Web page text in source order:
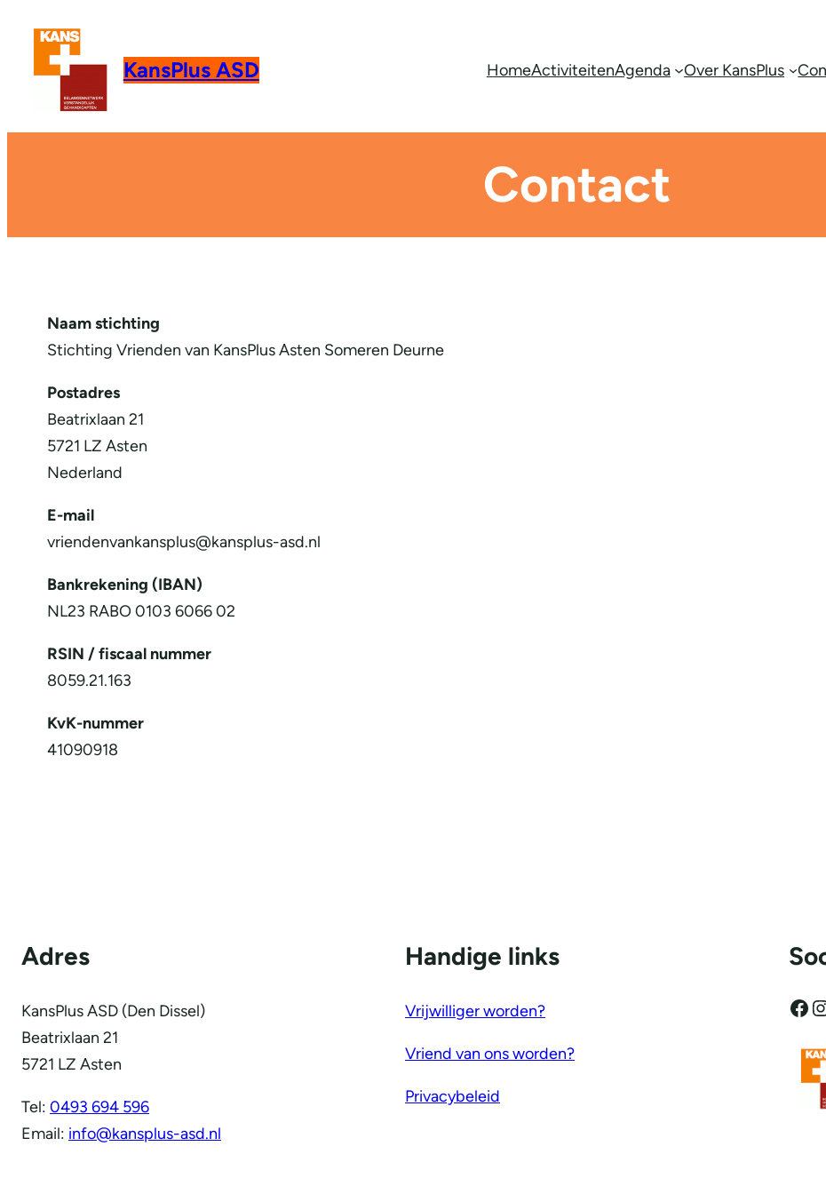
KansPlus ASD HomeActiviteitenAgenda Over KansPlus
Contact
Naam stichting
Stichting Vrienden van KansPlus Asten Someren Deurne
Postadres
Beatrixlaan 21
5721 LZ Asten
Nederland
E-mail
vriendenvankansplus@kansplus-asd.nl
Bankrekening (IBAN)
NL23 RABO 0103 6066 02
RSIN / fiscaal nummer
8059.21.163
KvK-nummer
41090918
Adres
KansPlus ASD (Den Dissel)
Beatrixlaan 21
5721 LZ Asten
Tel: 0493 694 596
Email: info@kansplus-asd.nl
Handige links
Vrijwilliger worden?
Vriend van ons worden?
Privacybeleid
Facebook